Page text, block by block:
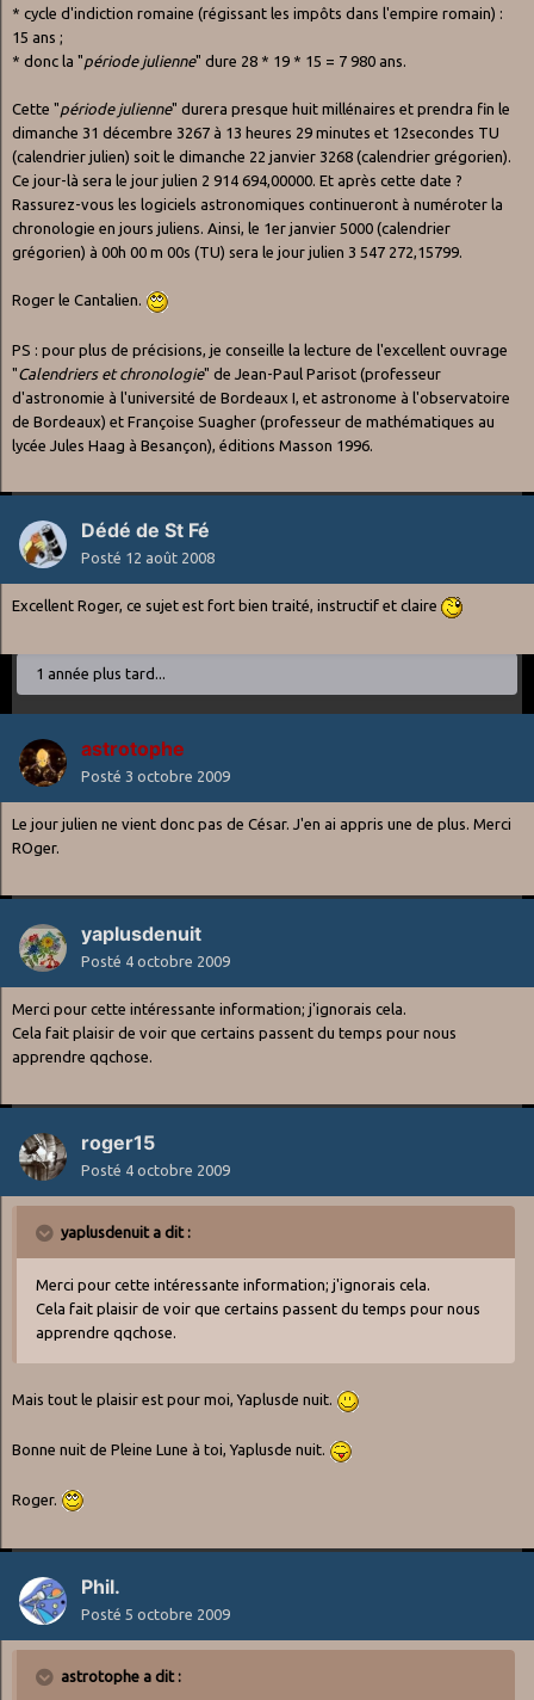
* cycle d'indiction romaine (régissant les impôts dans l'empire romain) :
15 ans ;
* donc la "période julienne" dure 28 * 19 * 15 = 7 980 ans.
Cette "période julienne" durera presque huit millénaires et prendra fin le
dimanche 31 décembre 3267 à 13 heures 29 minutes et 12secondes TU
(calendrier julien) soit le dimanche 22 janvier 3268 (calendrier grégorien).
Ce jour-là sera le jour julien 2 914 694,00000. Et après cette date ?
Rassurez-vous les logiciels astronomiques continueront à numéroter la
chronologie en jours juliens. Ainsi, le 1er janvier 5000 (calendrier
grégorien) à 00h 00 m 00s (TU) sera le jour julien 3 547 272,15799.
Roger le Cantalien.
PS : pour plus de précisions, je conseille la lecture de l'excellent ouvrage
"Calendriers et chronologie" de Jean-Paul Parisot (professeur
d'astronomie à l'université de Bordeaux I, et astronome à l'observatoire
de Bordeaux) et Françoise Suagher (professeur de mathématiques au
lycée Jules Haag à Besançon), éditions Masson 1996.
Dédé de St Fé
Posté 12 août 2008
Excellent Roger, ce sujet est fort bien traité, instructif et claire
1 année plus tard...
astrotophe
Posté 3 octobre 2009
Le jour julien ne vient donc pas de César. J'en ai appris une de plus. Merci
ROger.
yaplusdenuit
Posté 4 octobre 2009
Merci pour cette intéressante information; j'ignorais cela.
Cela fait plaisir de voir que certains passent du temps pour nous
apprendre qqchose.
roger15
Posté 4 octobre 2009
yaplusdenuit a dit :
Merci pour cette intéressante information; j'ignorais cela.
Cela fait plaisir de voir que certains passent du temps pour nous
apprendre qqchose.
Mais tout le plaisir est pour moi, Yaplusde nuit.
Bonne nuit de Pleine Lune à toi, Yaplusde nuit.
Roger.
Phil.
Posté 5 octobre 2009
astrotophe a dit :